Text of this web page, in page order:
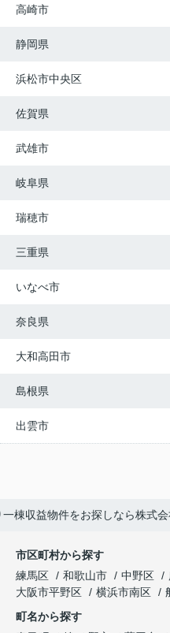
高崎市
静岡県
浜松市中央区
佐賀県
武雄市
岐阜県
瑞穂市
三重県
いなべ市
奈良県
大和高田市
島根県
出雲市
棟収益物件をお探しなら株式
市区町村から探す
練馬区
和歌山市 中野区
大阪市平野区
横浜市南区
町名から探す